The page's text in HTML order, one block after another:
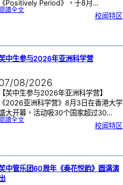
《Positively Period》，于8月…
閱讀全文:月
理
期
虑
！
校闻特区
中生参与2026年亚洲科学营
08/2026
【芙中生参与2026年亚洲科学营】
《2026亚洲科学营》8月3日在香港大学
大开幕，活动吸30个国家超过30…
閱讀全文:芙
年
亚
科
学
营
校闻特区
中管乐团60周年《奏花悦韵》圆满演